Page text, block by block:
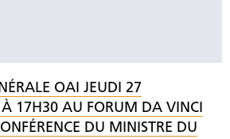
OAI JEUDI 27
17H30 AU FORUM DA VINCI
DU MINISTRE DU